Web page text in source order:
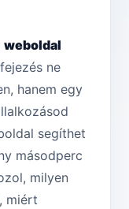
weboldal
ne
hanem egy
segíthet
másodperc
milyen
miért